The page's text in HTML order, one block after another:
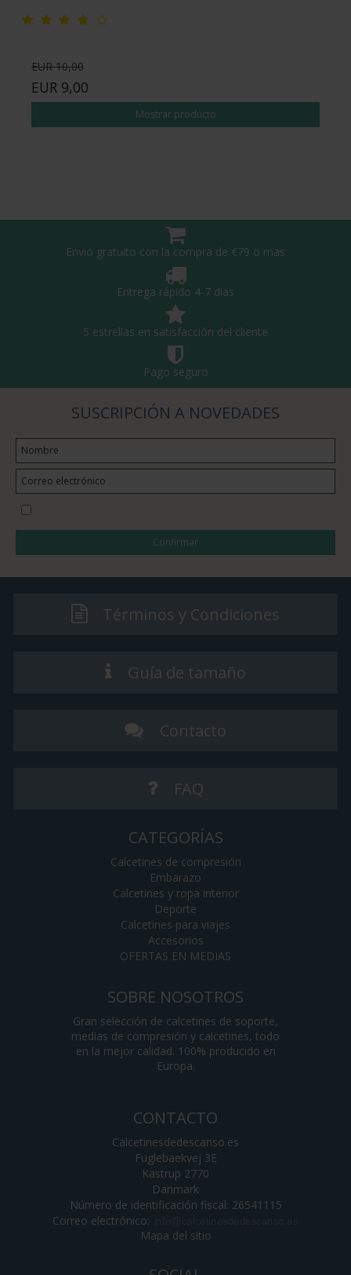
EUR 10,00
EUR 9,00
Mostrar producto
Envio gratuito con la compra de €79 o mas
Entrega rápido 4-7 dias
5 estrellas en satisfacción del cliente
Pago seguro
SUSCRIPCIÓN A NOVEDADES
Confirmar
Términos y Condiciones
Guía de tamaño
Contacto
FAQ
CATEGORÍAS
Calcetines de compresión
Embarazo
Calcetines y ropa interior
Deporte
Calcetines para viajes
Accesorios
OFERTAS EN MEDIAS
SOBRE NOSOTROS
Gran selección de calcetines de soporte,
medias de compresión y calcetines, todo
en la mejor calidad. 100% producido en
Europa.
CONTACTO
Calcetinesdedescanso.es
Fuglebaekvej 3E
Kastrup 2770
Danmark
Número de identificación fiscal: 26541115
Correo electrónico:
Mapa del sitio